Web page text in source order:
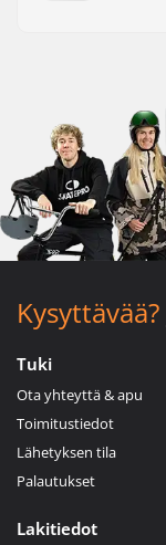
Kysyttävää?
Tuki
Ota yhteyttä & apu
Toimitustiedot
Lähetyksen tila
Palautukset
Lakitiedot